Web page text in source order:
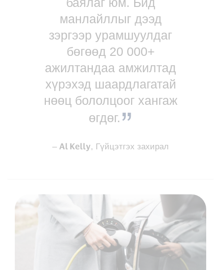
манлайллыг дээд
зэргээр урамшуулдаг
бөгөөд 20 000+
ажилтандаа амжилтад
хүрэхэд шаардлагатай
нөөц бололцоог хангаж
өгдөг.
– Al Kelly, Гүйцэтгэх захирал